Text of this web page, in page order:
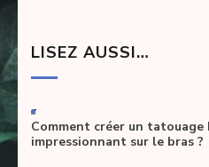
LISEZ AUSSI…
-
Comment créer un tatouage
impressionnant sur le bras ?